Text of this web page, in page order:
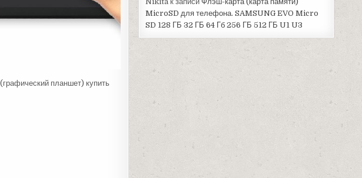
MicroSD для телефона. SAMSUNG EVO Micro
SD 128 ГБ 32 ГБ 64 Гб 256 ГБ 512 ГБ U1 U3